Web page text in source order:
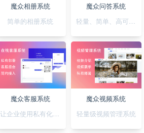
魔众相册系统
简单的相册系统
魔众问答系统
魔众客服系统
魔众视频系统
轻量级视频管理系统